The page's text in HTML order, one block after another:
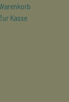
Kasse